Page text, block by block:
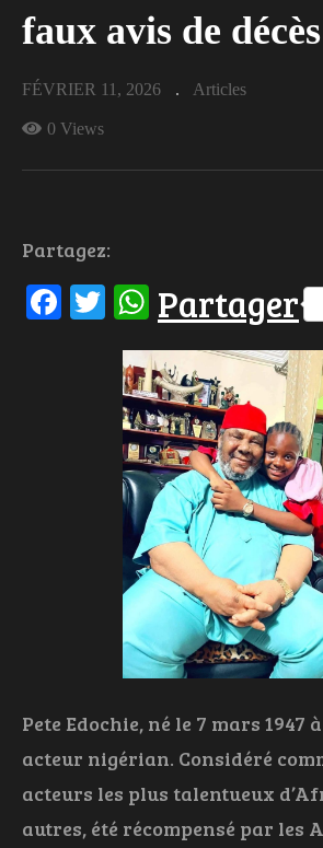
faux avis de
FÉVRIER 11, 2026 Articles
0 Views
Partagez:
Facebook
Twitter
WhatsApp
Partager
Pete Edochie, né le 7 mars 1947
acteur nigérian. Considéré
acteurs les plus talentueux
autres, été récompensé par les